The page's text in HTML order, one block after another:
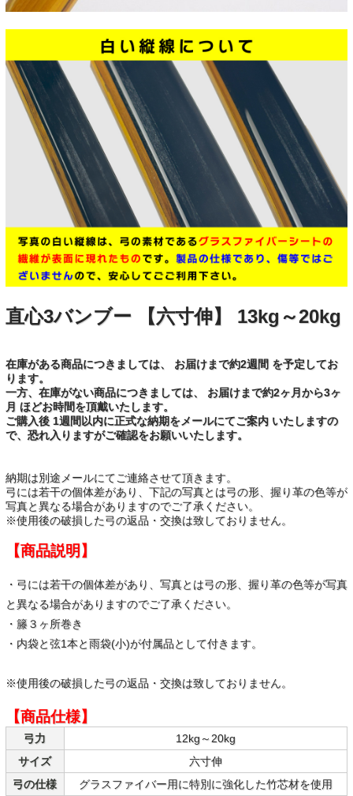
直心3バンブー 【六寸伸】 13kg～20kg
在庫がある商品につきましては、 お届けまで約2週間 を予定してお
ります。
一方、在庫がない商品につきましては、 お届けまで約2ヶ月から3ヶ
月 ほどお時間を頂戴いたします。
ご購入後 1週間以内に正式な納期をメールにてご案内 いたしますの
で、恐れ入りますがご確認をお願いいたします。
納期は別途メールにてご連絡させて頂きます。
弓には若干の個体差があり、下記の写真とは弓の形、握り革の色等が
写真と異なる場合がありますのでご了承ください。
※使用後の破損した弓の返品・交換は致しておりません。
【商品説明】
・弓には若干の個体差があり、写真とは弓の形、握り革の色等が写真
と異なる場合がありますのでご了承ください。
・籐３ヶ所巻き
・内袋と弦1本と雨袋(小)が付属品として付きます。
※使用後の破損した弓の返品・交換は致しておりません。
【商品仕様】
弓力
12kg～20kg
サイズ
六寸伸
弓の仕様
グラスファイバー用に特別に強化した竹芯材を使用